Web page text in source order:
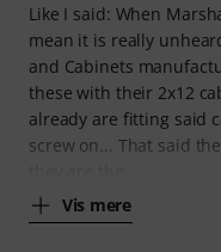
Like I said: When
mean it is really
and Cabinets
these with their 2x12
already are fitting said
screw on... That said
Vis mere